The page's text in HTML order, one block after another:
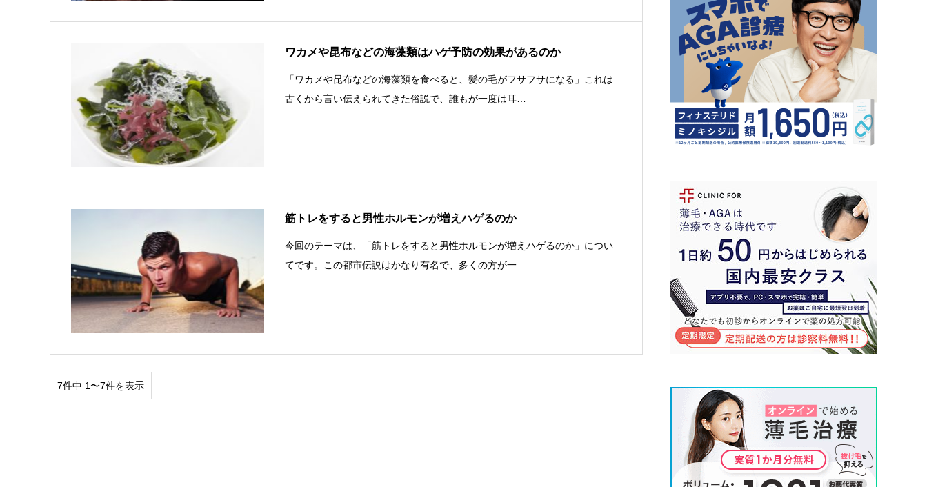
ワカメや昆布などの海藻類はハゲ予防の効果があるのか
「ワカメや昆布などの海藻類を食べると、髪の毛がフサフサになる」これは
古くから言い伝えられてきた俗説で、誰もが一度は耳…
筋トレをすると男性ホルモンが増えハゲるのか
今回のテーマは、「筋トレをすると男性ホルモンが増えハゲるのか」につい
てです。この都市伝説はかなり有名で、多くの方が一…
7件中 1〜7件を表示